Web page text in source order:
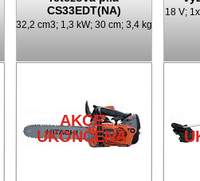
CS33EDT(NA)
32,2 cm3; 1,3 kW; 30 cm; 3,4 kg
AKCE
UKONČENA
18 V;